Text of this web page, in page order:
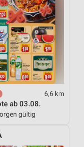
6,6 km
ab 03.08.
gültig